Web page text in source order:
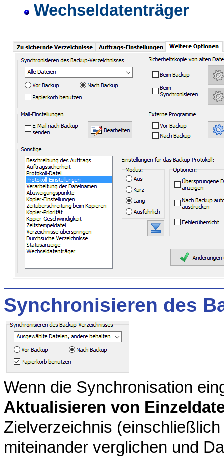
Wechseldatenträger
Synchronisieren des
Wenn die Synchronisation
Aktualisieren von
Zielverzeichnis
miteinander verglichen und